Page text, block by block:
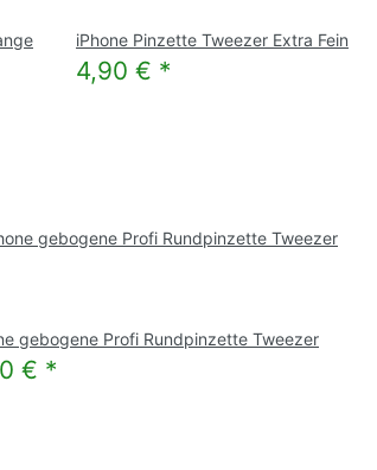
iPhone Pinzette Tweezer Extra Fein
4,90 € *
gebogene Profi Rundpinzette Tweezer
€ *